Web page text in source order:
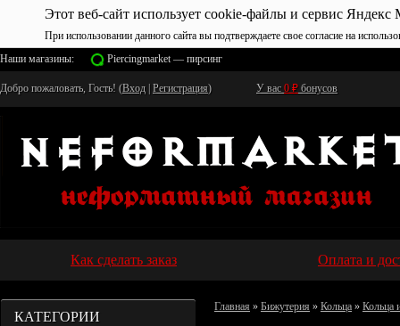
Этот веб-сайт использует cookie-файлы и сервис Яндекс
При использовании данного сайта вы подтверждаете свое согласие на
Наши магазины:
Piercingmarket — пирсинг
Добро пожаловать, Гость! (Вход Регистрация) У вас 0 ₽ бонусов
Как сделать заказ Оплата и
КАТЕГОРИИ Главная » Бижутерия » Кольца » Кольца